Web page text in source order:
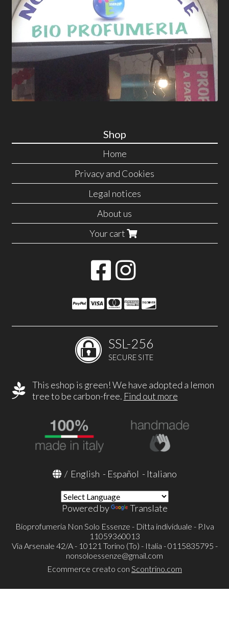
Shop
Home
Privacy and Cookies
Legal notices
About us
Your cart
SSL-256
SECURE SITE
This eshop is green! We have adopted a lemon
tree to be carbon-free. Find out more
/ English - Español - Italiano
Powered by Translate
Bioprofumeria Non Solo Essenze - Ditta individuale - P.Iva
11059360013
Via Arsenale 42/A - 10121 Torino (To) - Italia - 0115835795 -
nonsoloessenze@gmail.com
Ecommerce creato con Scontrino.com